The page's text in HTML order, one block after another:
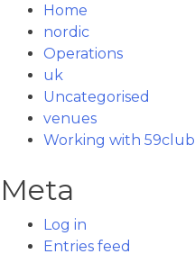
Home
nordic
Operations
uk
Uncategorised
venues
Working with 59club
Meta
Log in
Entries feed